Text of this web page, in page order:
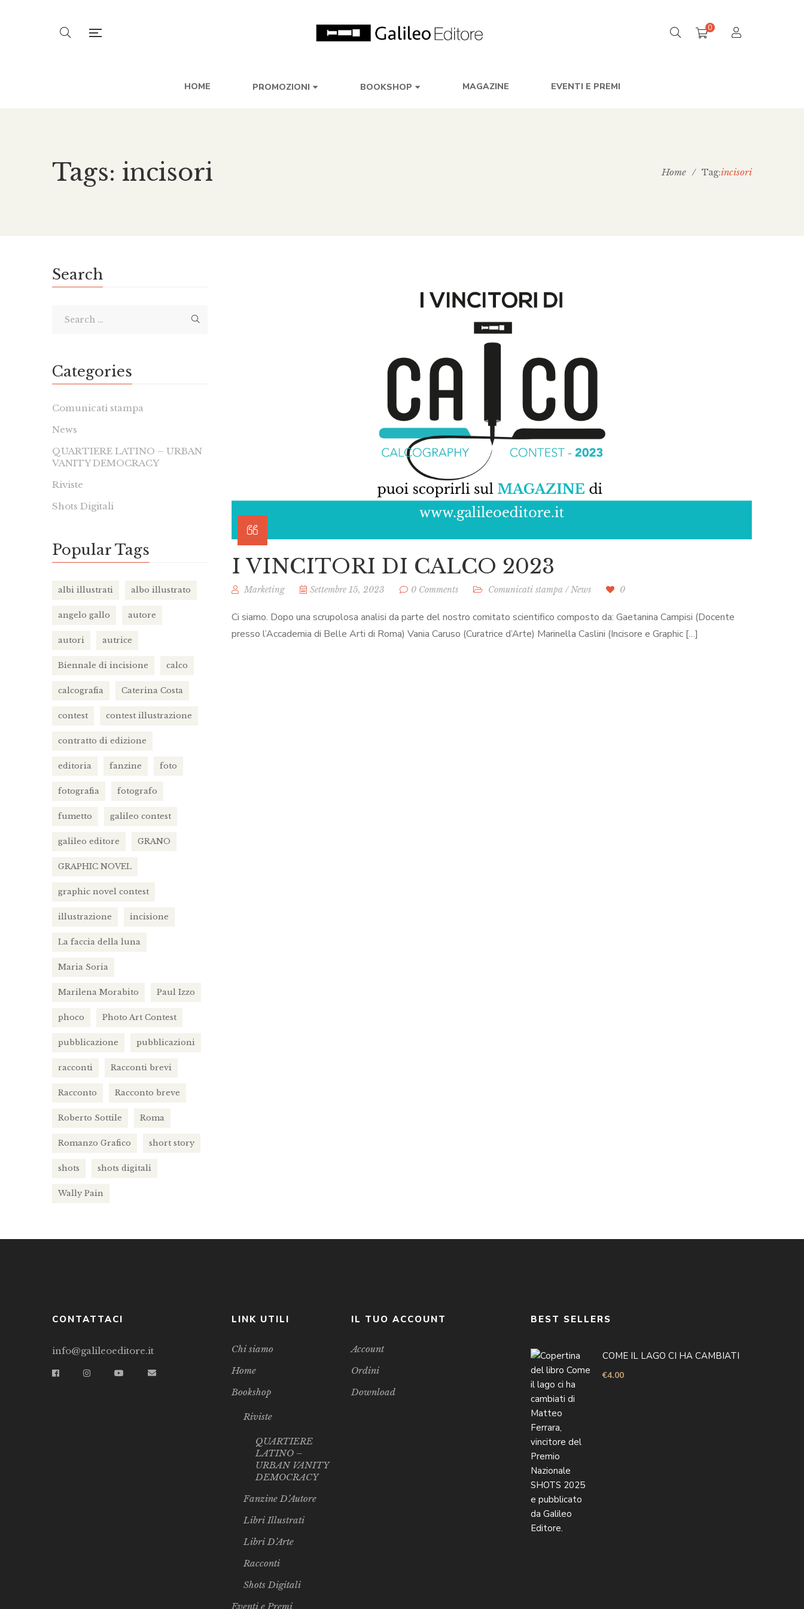
0
HOME PROMOZIONI BOOKSHOP MAGAZINE EVENTI E PREMI
Tags: incisori Home / Tag:incisori
I VINCITORI DI CALCO 2023
Marketing Settembre 15, 2023 0 Comments Comunicati stampa / News 0
Ci siamo. Dopo una scrupolosa analisi da parte del nostro comitato scientifico composto da: Gaetanina Campisi (Docente
presso l’Accademia di Belle Arti di Roma) Vania Caruso (Curatrice d’Arte) Marinella Caslini (Incisore e Graphic […]
Search
Categories
Comunicati stampa
News
QUARTIERE LATINO – URBAN
VANITY DEMOCRACY
Riviste
Shots Digitali
Popular Tags
albi illustrati albo illustrato
angelo gallo autore
autori autrice
Biennale di incisione calco
calcografia Caterina Costa
contest contest illustrazione
contratto di edizione
editoria fanzine foto
fotografia fotografo
fumetto galileo contest
galileo editore GRANO
GRAPHIC NOVEL
graphic novel contest
illustrazione incisione
La faccia della luna
Maria Soria
Marilena Morabito Paul Izzo
phoco Photo Art Contest
pubblicazione pubblicazioni
racconti Racconti brevi
Racconto Racconto breve
Roberto Sottile Roma
Romanzo Grafico short story
shots shots digitali
Wally Pain
CONTATTACI
info@galileoeditore.it
LINK UTILI
Chi siamo
Home
Bookshop
Riviste
QUARTIERE
LATINO –
URBAN VANITY
DEMOCRACY
Fanzine D’Autore
Libri Illustrati
Libri D’Arte
Racconti
Shots Digitali
Eventi e Premi
IL TUO ACCOUNT
Account
Ordini
Download
BEST SELLERS
COME IL LAGO CI HA CAMBIATI
€4.00